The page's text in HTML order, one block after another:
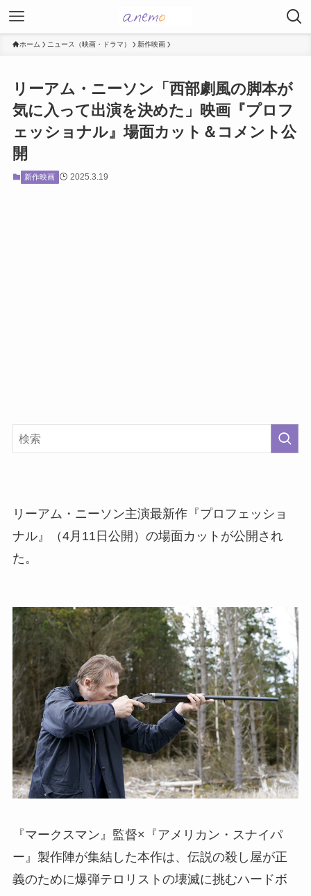
ホーム ニュース（映画・ドラマ） 新作映画
リーアム・ニーソン「西部劇風の脚本が
気に入って出演を決めた」映画『プロフ
ェッショナル』場面カット＆コメント公
開
新作映画 2025.3.19
リーアム・ニーソン主演最新作『プロフェッショ
ナル』（4月11日公開）の場面カットが公開され
た。
『マークスマン』監督×『アメリカン・スナイパ
ー』製作陣が集結した本作は、伝説の殺し屋が正
義のために爆弾テロリストの壊滅に挑むハードボ